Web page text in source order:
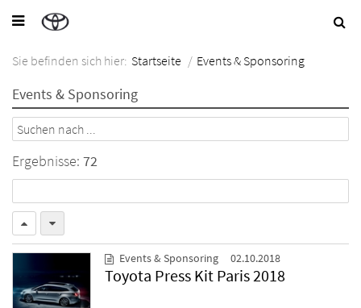
Sie befinden sich hier: Startseite / Events & Sponsoring
Events & Sponsoring
Ergebnisse: 72
Events & Sponsoring 02.10.2018
Toyota Press Kit Paris 2018